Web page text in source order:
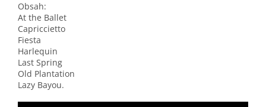
Obsah:
At the Ballet
Capriccietto
Fiesta
Harlequin
Last Spring
Old Plantation
Lazy Bayou.